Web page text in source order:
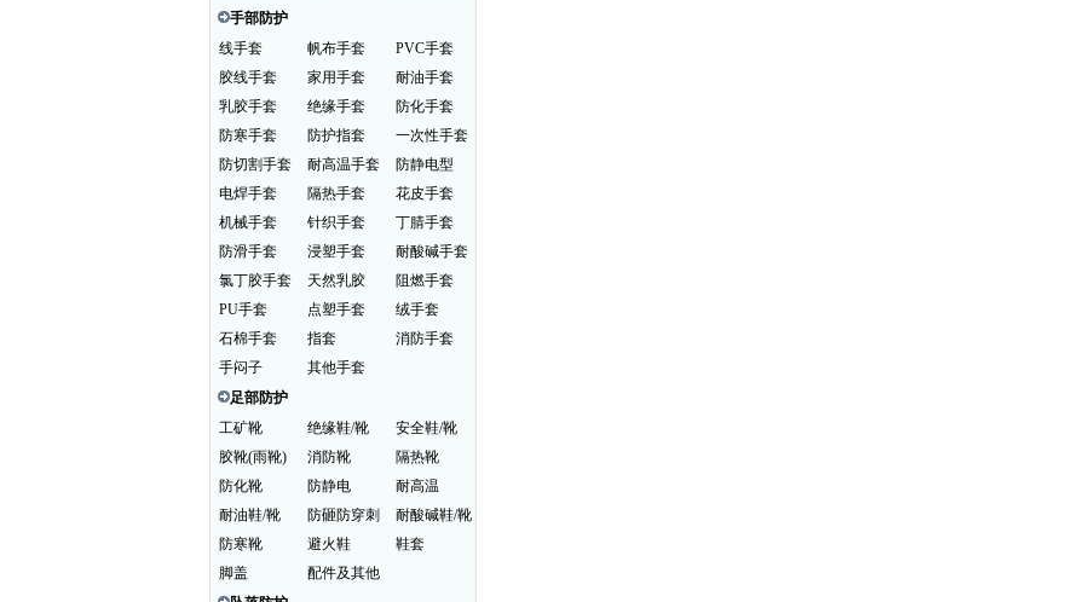
手部防护
线手套
帆布手套
PVC手套
胶线手套
家用手套
耐油手套
乳胶手套
绝缘手套
防化手套
防寒手套
防护指套
一次性手套
防切割手套
耐高温手套
防静电型
电焊手套
隔热手套
花皮手套
机械手套
针织手套
丁腈手套
防滑手套
浸塑手套
耐酸碱手套
氯丁胶手套
天然乳胶
阻燃手套
PU手套
点塑手套
绒手套
石棉手套
指套
消防手套
手闷子
其他手套
足部防护
工矿靴
绝缘鞋/靴
安全鞋/靴
胶靴(雨靴)
消防靴
隔热靴
防化靴
防静电
耐高温
耐油鞋/靴
防砸防穿刺
耐酸碱鞋/靴
防寒靴
避火鞋
鞋套
脚盖
配件及其他